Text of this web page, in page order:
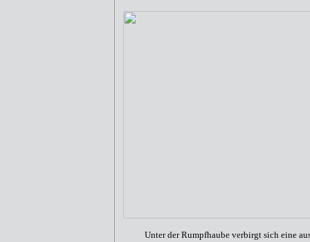
Unter der Rumpfhaube verbirgt sich eine